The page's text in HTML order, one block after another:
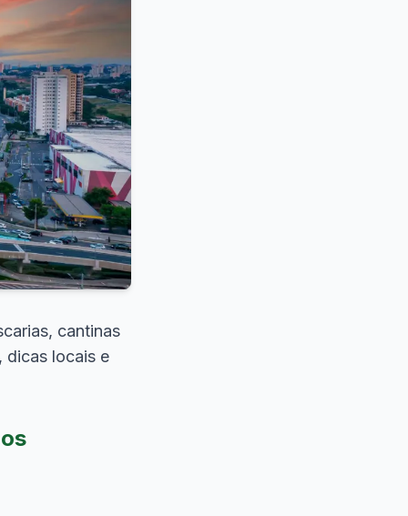
cantinas
dicas locais e